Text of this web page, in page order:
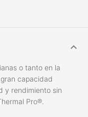
o tanto en la
capacidad
y rendimiento sin
Pro®.